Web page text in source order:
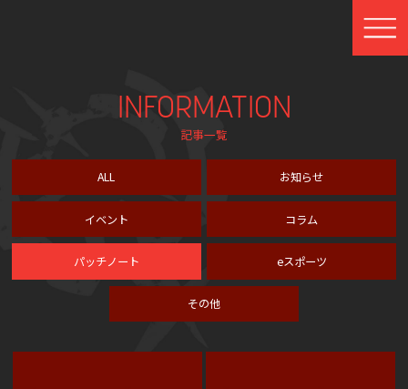
INFORMATION
記事一覧
ALL お知らせ
イベント コラム
パッチノート eスポーツ
その他